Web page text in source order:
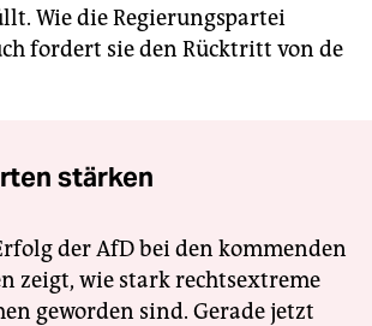
Wie die Regierungspartei
fordert sie den Rücktritt von de
stärken
der AfD bei den kommenden
zeigt, wie stark rechtsextreme
geworden sind. Gerade jetzt